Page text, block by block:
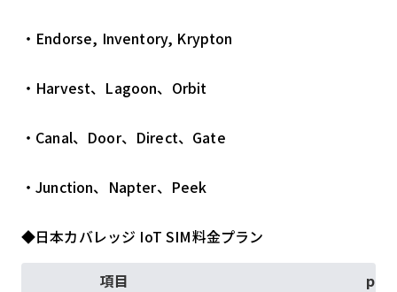
・Endorse, Inventory, Krypton
・Harvest、Lagoon、Orbit
・Canal、Door、Direct、Gate
・Junction、Napter、Peek
◆日本カバレッジ IoT SIM料金プラン
項目